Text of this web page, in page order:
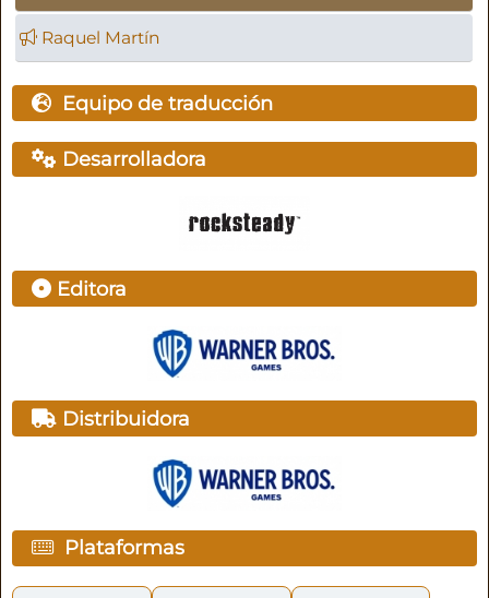
Raquel Martín
Equipo de traducción
Desarrolladora
Editora
Distribuidora
Plataformas